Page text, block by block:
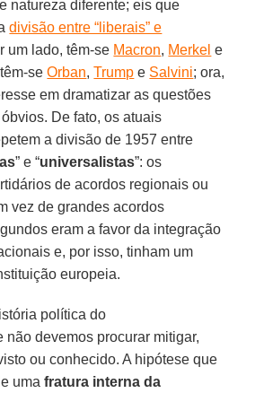
natureza diferente; eis que
divisão entre “liberais” e
um lado, têm-se Macron, Merkel e
têm-seOrban,Trump e Salvini; ora,
em dramatizar as questões
De fato, os atuais
a divisão de 1957 entre
” e “universalistas”: os
de acordos regionais ou
vez de grandes acordos
eram a favor da integração
e, por isso, tinham um
europeia.
política do
não devemos procurar mitigar,
ou conhecido. A hipótese que
uma fratura interna da